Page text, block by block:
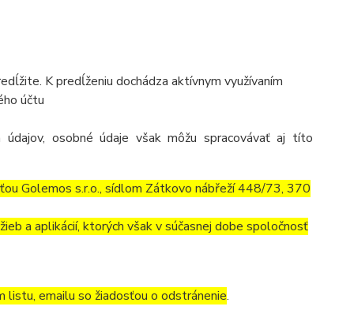
K predĺženiu dochádza aktívnym využívaním
účtu
údajov, osobné údaje však môžu spracovávať aj títo
Golemos s.r.o., sídlom Zátkovo nábřeží 448/73, 370
a aplikácií, ktorých však v súčasnej dobe spoločnosť
listu, emailu so žiadosťou o odstránenie.